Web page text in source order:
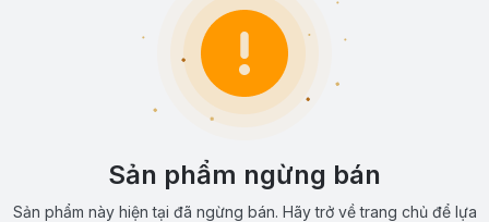
Sản phẩm ngừng bán
Sản phẩm này hiện tại đã ngừng bán. Hãy trở về trang chủ để lựa